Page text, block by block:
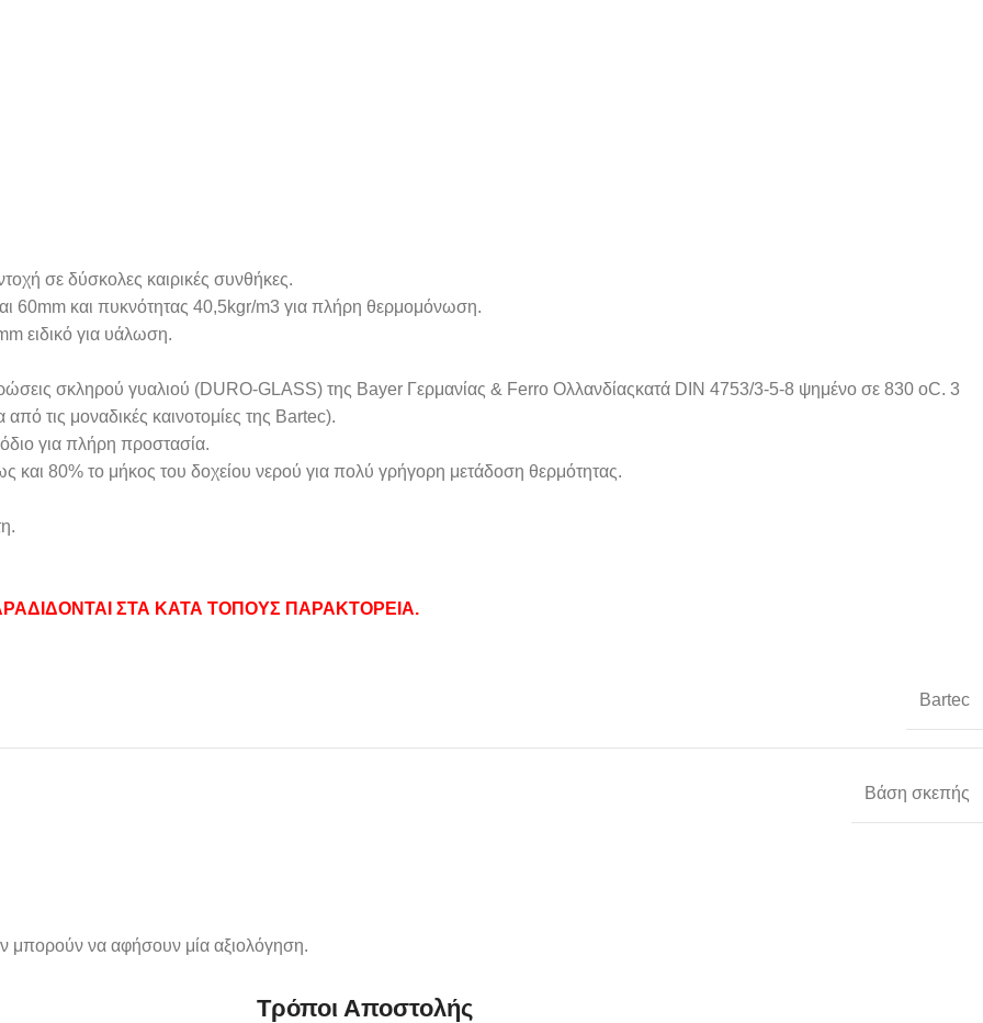
σε δύσκολες καιρικές συνθήκες.
60mm και πυκνότητας 40,5kgr/m3 για πλήρη θερμομόνωση.
ειδικό για υάλωση.
σκληρού γυαλιού (DURO-GLASS) της Bayer Γερμανίας & Ferro Ολλανδίαςκατά DIN 4753/3-5-8 ψημένο σε 830 oC. 3
τις μοναδικές καινοτομίες της Bartec).
για πλήρη προστασία.
και 80% το μήκος του δοχείου νερού για πολύ γρήγορη μετάδοση θερμότητας.
ΣΤΑ ΚΑΤΑ ΤΟΠΟΥΣ ΠΑΡΑΚΤΟΡΕΙΑ.
Bartec
Βάση σκεπής
μπορούν να αφήσουν μία αξιολόγηση.
Τρόποι Αποστολής